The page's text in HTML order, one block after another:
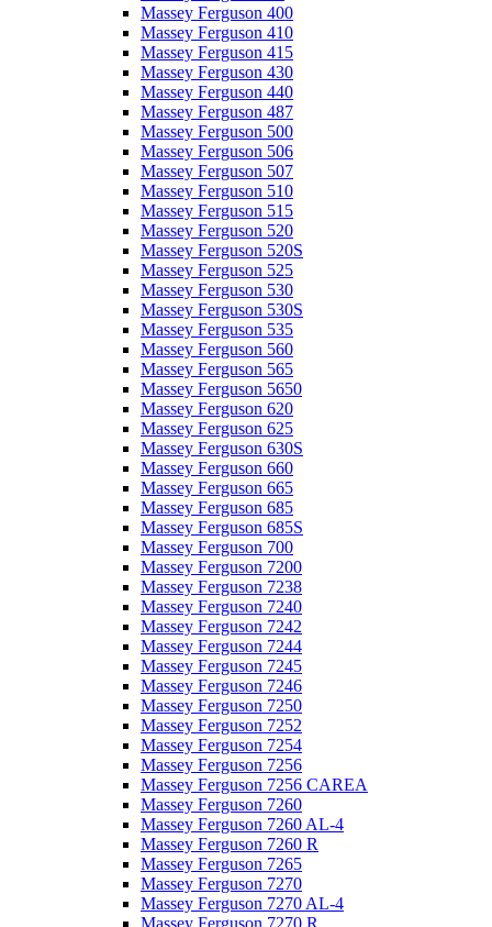
Massey Ferguson 400
Massey Ferguson 410
Massey Ferguson 415
Massey Ferguson 430
Massey Ferguson 440
Massey Ferguson 487
Massey Ferguson 500
Massey Ferguson 506
Massey Ferguson 507
Massey Ferguson 510
Massey Ferguson 515
Massey Ferguson 520
Massey Ferguson 520S
Massey Ferguson 525
Massey Ferguson 530
Massey Ferguson 530S
Massey Ferguson 535
Massey Ferguson 560
Massey Ferguson 565
Massey Ferguson 5650
Massey Ferguson 620
Massey Ferguson 625
Massey Ferguson 630S
Massey Ferguson 660
Massey Ferguson 665
Massey Ferguson 685
Massey Ferguson 685S
Massey Ferguson 700
Massey Ferguson 7200
Massey Ferguson 7238
Massey Ferguson 7240
Massey Ferguson 7242
Massey Ferguson 7244
Massey Ferguson 7245
Massey Ferguson 7246
Massey Ferguson 7250
Massey Ferguson 7252
Massey Ferguson 7254
Massey Ferguson 7256
Massey Ferguson 7256 CAREA
Massey Ferguson 7260
Massey Ferguson 7260 AL-4
Massey Ferguson 7260 R
Massey Ferguson 7265
Massey Ferguson 7270
Massey Ferguson 7270 AL-4
Massey Ferguson 7270 R